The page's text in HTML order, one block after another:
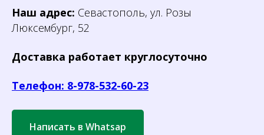
Наш адрес: Севастополь, ул. Розы
Люксембург, 52
Доставка работает круглосуточно
Телефон: 8-978-532-60-23
Написать в Whatsap